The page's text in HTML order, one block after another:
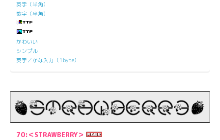
英字（半角）
数字（半角）
かわいい
シンプル
英字／かな入力（1byte）
70:＜STRAWBERRY＞